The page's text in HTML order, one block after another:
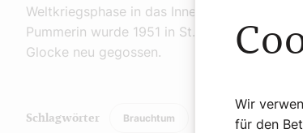
Weltkriegsphase in das Innere des
Pummerin wurde 1951 in St. Florian bei Linz
Glocke neu gegossen.
Schlagwörter Brauchtum
Wir
für den